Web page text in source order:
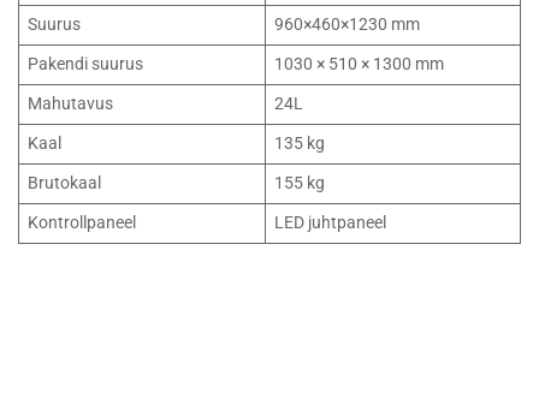
Suurus
960×460×1230 mm
Pakendi suurus
1030 × 510 × 1300 mm
Mahutavus
24L
Kaal
135 kg
Brutokaal
155 kg
Kontrollpaneel
LED juhtpaneel